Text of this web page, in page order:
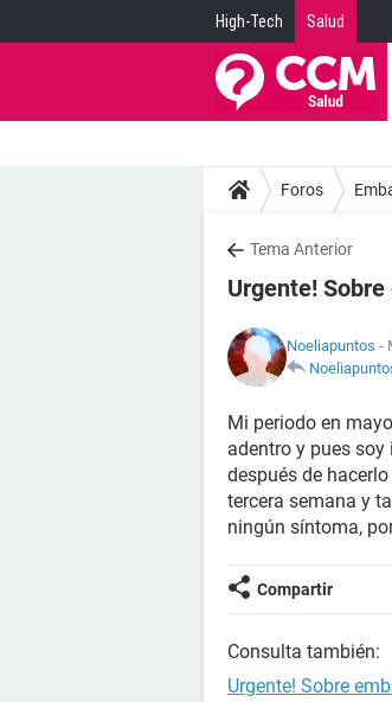
High-Tech Salud
Foros
Tema Anterior
Urgente!
Noeliapuntos -
Mi periodo en
adentro y pues soy
después de
tercera semana y
ningún síntoma,
Compartir
Consulta también:
Urgente! Sobre